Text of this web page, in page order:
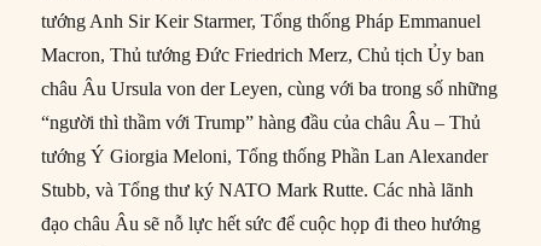
tướng Anh Sir Keir Starmer, Tổng thống Pháp Emmanuel
Macron, Thủ tướng Đức Friedrich Merz, Chủ tịch Ủy ban
châu Âu Ursula von der Leyen, cùng với ba trong số những
“người thì thầm với Trump” hàng đầu của châu Âu – Thủ
tướng Ý Giorgia Meloni, Tổng thống Phần Lan Alexander
Stubb, và Tổng thư ký NATO Mark Rutte. Các nhà lãnh
đạo châu Âu sẽ nỗ lực hết sức để cuộc họp đi theo hướng